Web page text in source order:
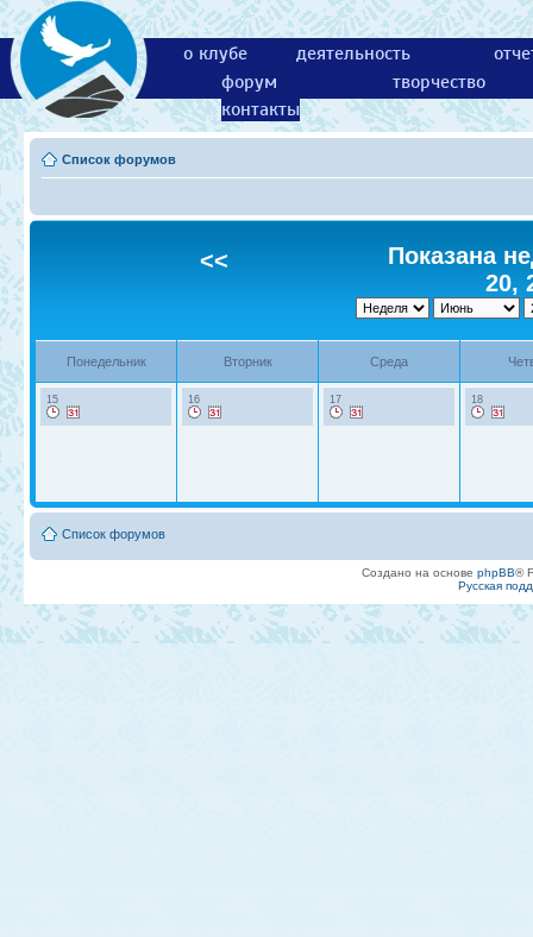
о клубе деятельность
форум
творчество
контакты
Список форумов
<<
Показана
20,
Понедельник Вторник Среда
15 16 17 18
Список форумов
Создано на основе phpBB®
Русская